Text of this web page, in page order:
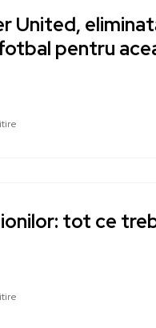
United,
pentru
tot ce